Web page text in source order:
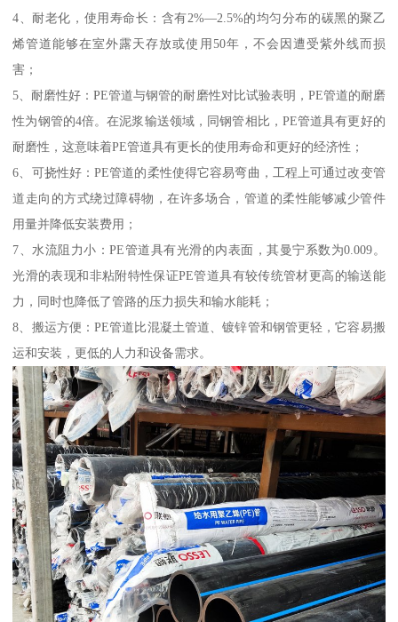
4、耐老化，使用寿命长：含有2%—2.5%的均匀分布的碳黑的聚乙
烯管道能够在室外露天存放或使用50年，不会因遭受紫外线而损
害；
5、耐磨性好：PE管道与钢管的耐磨性对比试验表明，PE管道的耐磨
性为钢管的4倍。在泥浆输送领域，同钢管相比，PE管道具有更好的
耐磨性，这意味着PE管道具有更长的使用寿命和更好的经济性；
6、可挠性好：PE管道的柔性使得它容易弯曲，工程上可通过改变管
道走向的方式绕过障碍物，在许多场合，管道的柔性能够减少管件
用量并降低安装费用；
7、水流阻力小：PE管道具有光滑的内表面，其曼宁系数为0.009。
光滑的表现和非粘附特性保证PE管道具有较传统管材更高的输送能
力，同时也降低了管路的压力损失和输水能耗；
8、搬运方便：PE管道比混凝土管道、镀锌管和钢管更轻，它容易搬
运和安装，更低的人力和设备需求。